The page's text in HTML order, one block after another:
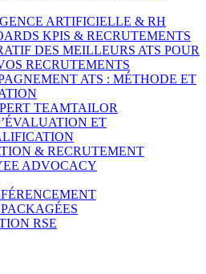
ARTIFICIELLE & RH
KPIS & RECRUTEMENTS
DES MEILLEURS ATS POUR
RECRUTEMENTS
ATS : MÉTHODE ET
TEAMTAILOR
ET
& RECRUTEMENT
ADVOCACY
RSE